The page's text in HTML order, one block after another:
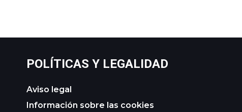
POLÍTICAS Y LEGALIDAD
Aviso legal
Información sobre las cookies